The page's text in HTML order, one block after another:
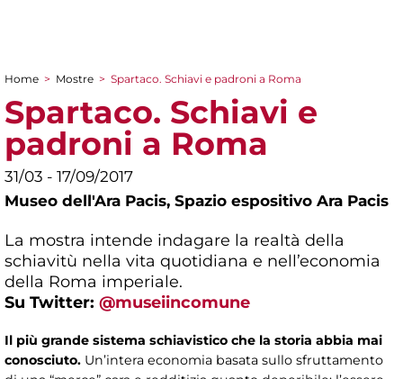
Tu sei qui
Home > Mostre > Spartaco. Schiavi e padroni a Roma
Spartaco. Schiavi e
padroni a Roma
31/03 - 17/09/2017
Museo dell'Ara Pacis, Spazio espositivo Ara Pacis
La mostra intende indagare la realtà della
schiavitù nella vita quotidiana e nell’economia
della Roma imperiale.
Su Twitter: @museiincomune
Il più grande sistema schiavistico che la storia abbia mai
conosciuto. Un’intera economia basata sullo sfruttamento